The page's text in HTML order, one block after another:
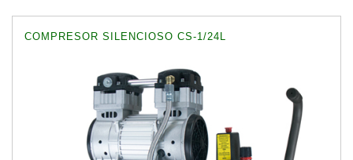
COMPRESOR SILENCIOSO CS-1/24L